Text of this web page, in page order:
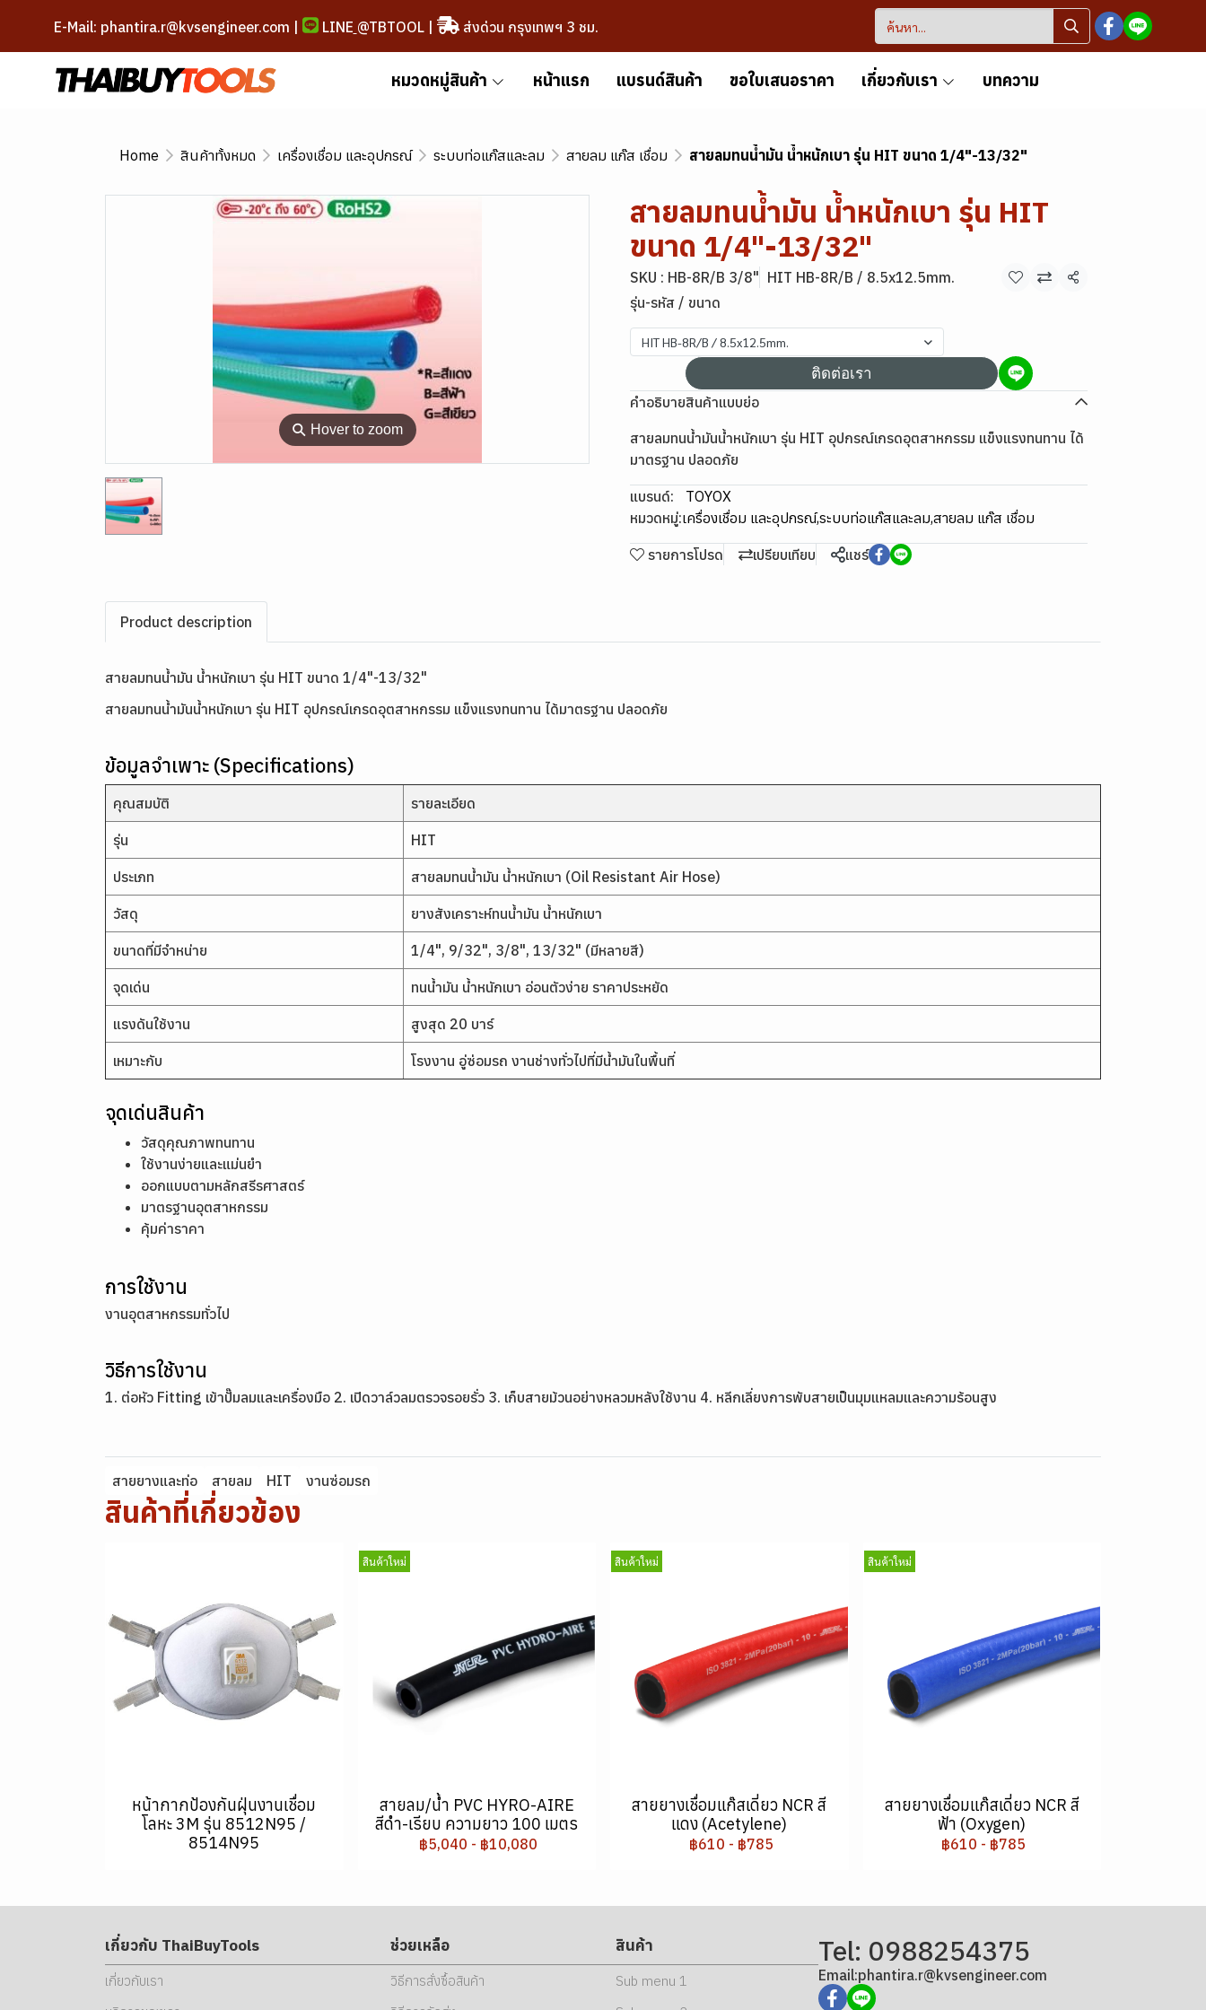
E-Mail: phantira.r@kvsengineer.com | LINE @TBTOOL| ส่งด่วน กรุงเทพฯ 3 ชม.
หมวดหมู่สินค้า หน้าแรก แบรนด์สินค้า ขอใบเสนอราคา เกี่ยวกับเรา บทความ
Home สินค้าทั้งหมด เครื่องเชื่อม และอุปกรณ์ ระบบท่อแก๊สและลม สายลม แก๊ส เชื่อม สายลมทนน้ำมัน น้ำหนักเบา รุ่น HIT ขนาด 1/4"-13/32"
⚲ Hover to zoom
สายลมทนน้ำมัน น้ำหนักเบา รุ่น HIT
ขนาด 1/4"-13/32"
SKU : HB-8R/B 3/8" HIT HB-8R/B / 8.5x12.5mm.
แชร์
รุ่น-รหัส / ขนาด
HIT HB-8R/B / 8.5x12.5mm.
ติดต่อเรา
คำอธิบายสินค้าแบบย่อ
สายลมทนน้ำมันน้ำหนักเบา รุ่น HIT อุปกรณ์เกรดอุตสาหกรรม แข็งแรงทนทาน ได้
มาตรฐาน ปลอดภัย
แบรนด์:
TOYOX
หมวดหมู่:เครื่องเชื่อม และอุปกรณ์,ระบบท่อแก๊สและลม,สายลม แก๊ส เชื่อม
รายการโปรด เปรียบเทียบ แชร์
Product description
สายลมทนน้ำมัน น้ำหนักเบา รุ่น HIT ขนาด 1/4"-13/32"
สายลมทนน้ำมันน้ำหนักเบา รุ่น HIT อุปกรณ์เกรดอุตสาหกรรม แข็งแรงทนทาน ได้มาตรฐาน ปลอดภัย
ข้อมูลจำเพาะ (Specifications)
คุณสมบัติ รายละเอียด
รุ่น HIT
ประเภท สายลมทนน้ำมัน น้ำหนักเบา (Oil Resistant Air Hose)
วัสดุ ยางสังเคราะห์ทนน้ำมัน น้ำหนักเบา
ขนาดที่มีจำหน่าย 1/4", 9/32", 3/8", 13/32" (มีหลายสี)
จุดเด่น ทนน้ำมัน น้ำหนักเบา อ่อนตัวง่าย ราคาประหยัด
แรงดันใช้งาน สูงสุด 20 บาร์
เหมาะกับ โรงงาน อู่ซ่อมรถ งานช่างทั่วไปที่มีน้ำมันในพื้นที่
จุดเด่นสินค้า
วัสดุคุณภาพทนทาน
ใช้งานง่ายและแม่นยำ
ออกแบบตามหลักสรีรศาสตร์
มาตรฐานอุตสาหกรรม
คุ้มค่าราคา
การใช้งาน
งานอุตสาหกรรมทั่วไป
วิธีการใช้งาน
1. ต่อหัว Fitting เข้าปั๊มลมและเครื่องมือ 2. เปิดวาล์วลมตรวจรอยรั่ว 3. เก็บสายม้วนอย่างหลวมหลังใช้งาน 4. หลีกเลี่ยงการพับสายเป็นมุมแหลมและความร้อนสูง
สายยางและท่อ สายลม HIT งานซ่อมรถ
สินค้าที่เกี่ยวข้อง
หน้ากากป้องกันฝุ่นงานเชื่อม
โลหะ 3M รุ่น 8512N95 /
8514N95
สินค้าใหม่
สายลม/น้ำ PVC HYRO-AIRE
สีดำ-เรียบ ความยาว 100 เมตร
฿5,040 - ฿10,080
สินค้าใหม่
สายยางเชื่อมแก๊สเดี่ยว NCR สี
แดง (Acetylene)
฿610 - ฿785
สินค้าใหม่
สายยางเชื่อมแก๊สเดี่ยว NCR สี
ฟ้า (Oxygen)
฿610 - ฿785
เกี่ยวกับ ThaiBuyTools
เกี่ยวกับเรา
ช่วยเหลือ
วิธีการสั่งซื้อสินค้า
สินค้า
Sub menu 1
Tel: 0988254375
Email:phantira.r@kvsengineer.com